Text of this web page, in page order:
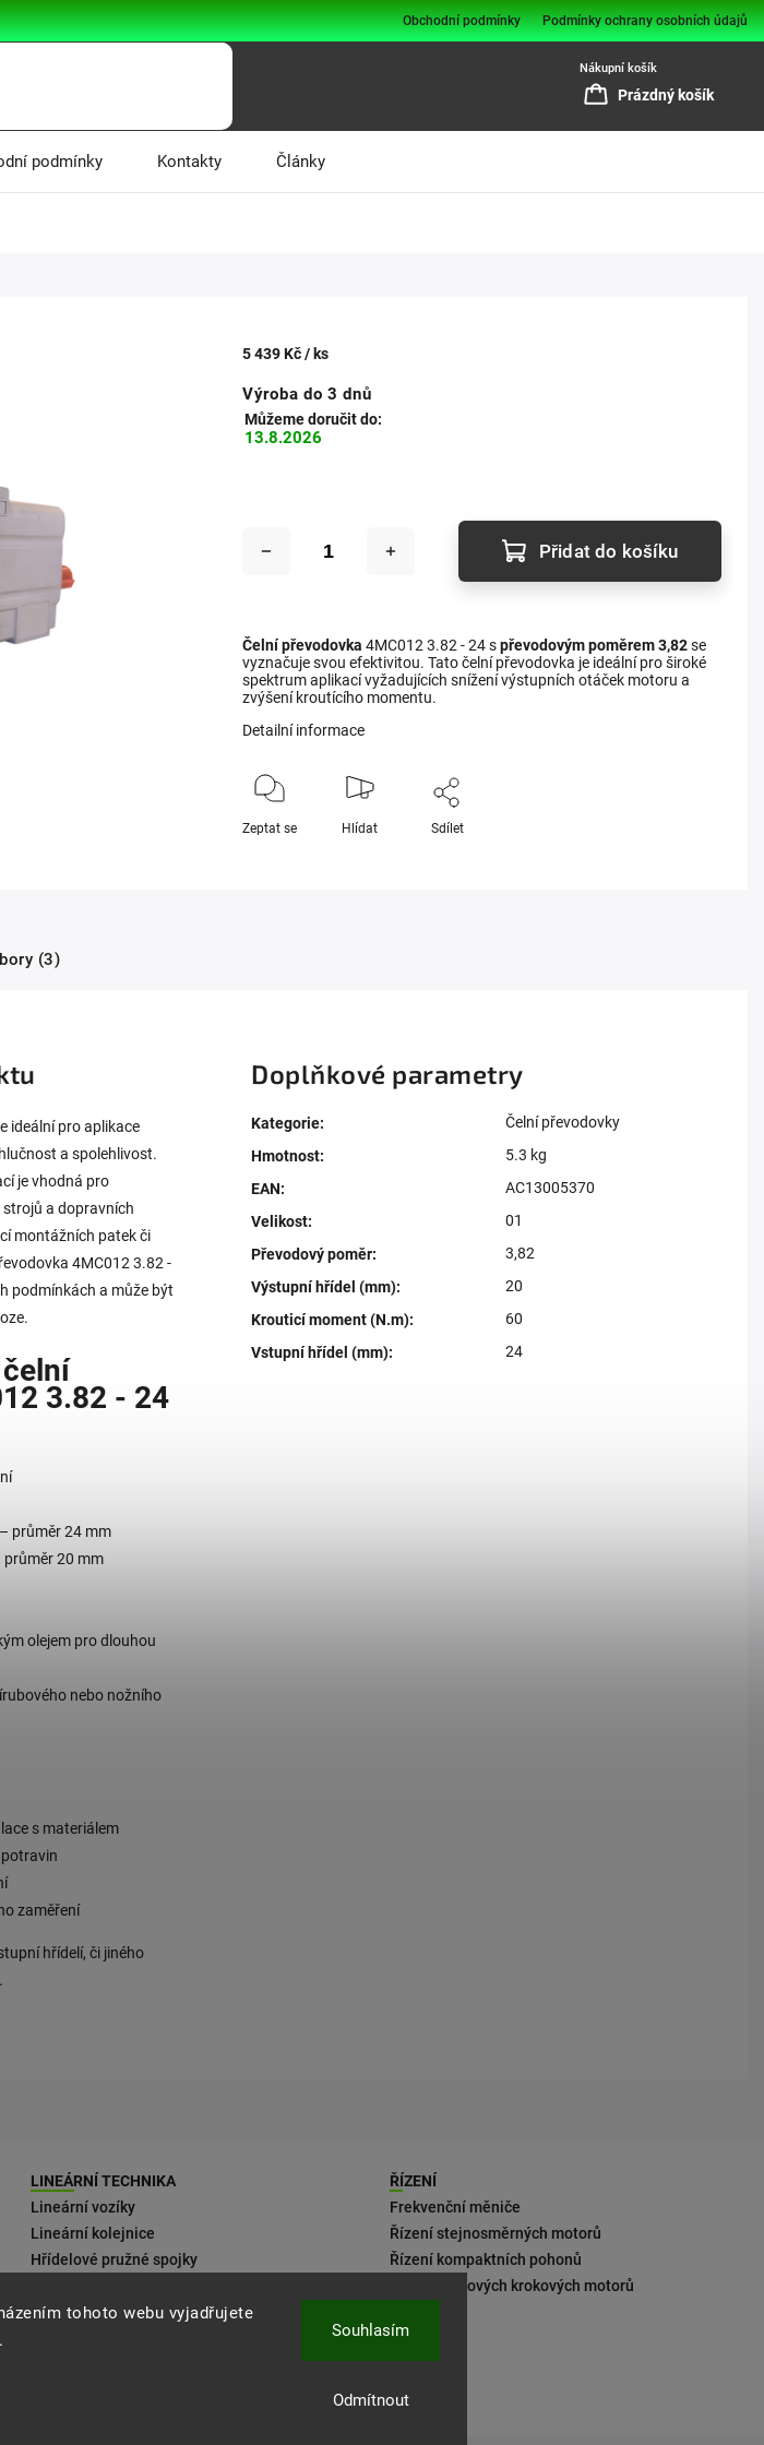
tohoto webu vyjadřujete
.
Odmítnout
Souhlasím
Obchodní podmínky Podmínky ochrany osobních údajů
Nákupní košík
Prázdný košík
podmínky Kontakty Články
5 439 Kč/ ks
Výroba do 3 dnů
Můžeme doručit do:
13.8.2026
Přidat do košíku
Čelní převodovka 4MC012 3.82 - 24 spřevodovým poměrem 3,82se
vyznačuje svou efektivitou. Tato čelní převodovka je ideální pro široké
spektrum aplikací vyžadujících snížení výstupních otáček motoru a
zvýšení kroutícího momentu.
Detailní informace
Zeptat se Hlídat Sdílet
(3)
ideální pro aplikace
a spolehlivost.
je vhodná pro
a dopravních
montážních patek či
4MC012 3.82 -
podmínkách a může být
3.82 - 24
průměr 24 mm
průměr 20 mm
olejem pro dlouhou
nebo nožního
s materiálem
zaměření
hřídelí, či jiného
Doplňkové parametry
Kategorie:
Čelní převodovky
Hmotnost:
5.3 kg
EAN:
AC13005370
Velikost:
01
Převodový poměr:
3,82
Výstupní hřídel (mm):
20
Krouticí moment (N.m):
60
Vstupní hřídel (mm): 24
LINEÁRNÍ TECHNIKA
Lineární vozíky
Lineární kolejnice
Hřídelové pružné spojky
ŘÍZENÍ
Frekvenční měniče
Řízení stejnosměrných motorů
Řízení kompaktních pohonů
Řízení 2fázových krokových motorů